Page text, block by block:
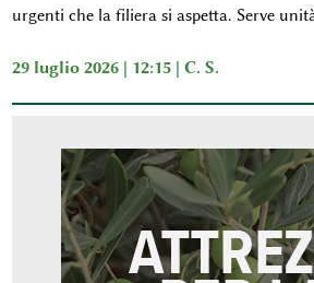
urgenti che la filiera si aspetta. Serve
29 luglio 2026 | 12:15 | C. S.